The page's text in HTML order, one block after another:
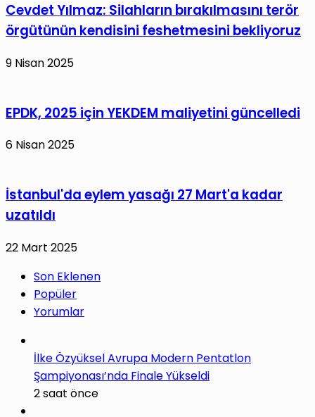
Cevdet Yılmaz: Silahların bırakılmasını terör
örgütünün kendisini feshetmesini bekliyoruz
9 Nisan 2025
EPDK, 2025 için YEKDEM maliyetini güncelledi
6 Nisan 2025
İstanbul'da eylem yasağı 27 Mart'a kadar
uzatıldı
22 Mart 2025
Son Eklenen
Popüler
Yorumlar
İlke Özyüksel Avrupa Modern Pentatlon
Şampiyonası’nda Finale Yükseldi
2 saat önce